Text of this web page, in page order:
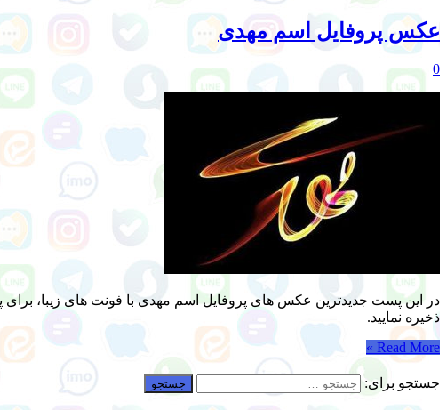
عکس پروفایل اسم مهدی
0
در این پست جدیدترین عکس های پروفایل اسم مهدی با فونت های زیبا، برای
ذخیره نمایید.
Read More »
جستجو برای: